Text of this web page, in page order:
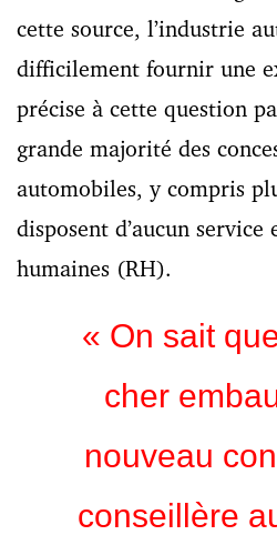
cette source, l’industrie
difficilement fournir une
précise à cette question
grande majorité des
automobiles, y compris
disposent d’aucun service
humaines (RH).
« On sait
cher
nouveau
conseillère